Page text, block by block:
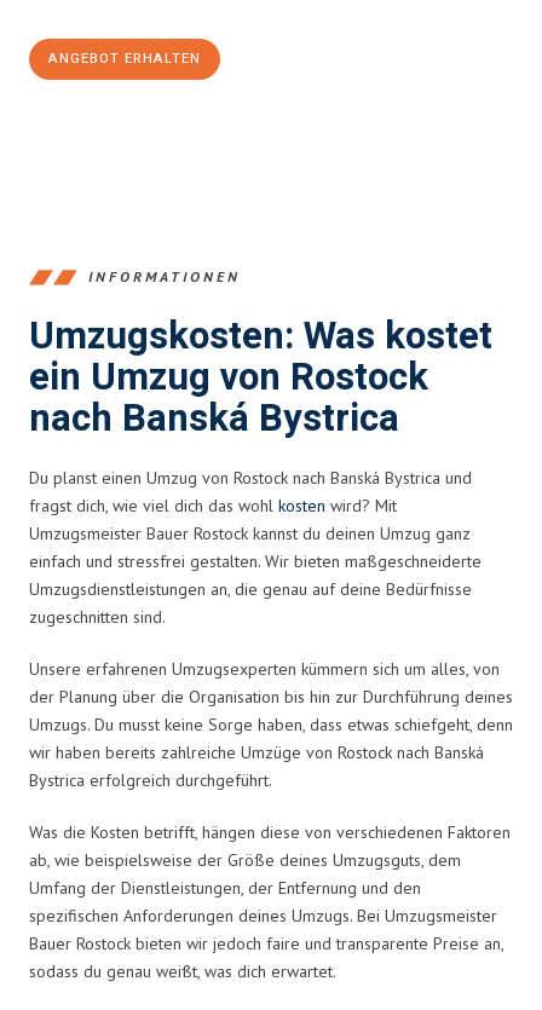
ANGEBOT ERHALTEN
INFORMATIONEN
Umzugskosten: Was kostet
ein Umzug von Rostock
nach Banská Bystrica
Du planst einen Umzug von Rostock nach Banská Bystrica und
fragst dich, wie viel dich das wohl kosten wird? Mit
Umzugsmeister Bauer Rostock kannst du deinen Umzug ganz
einfach und stressfrei gestalten. Wir bieten maßgeschneiderte
Umzugsdienstleistungen an, die genau auf deine Bedürfnisse
zugeschnitten sind.
Unsere erfahrenen Umzugsexperten kümmern sich um alles, von
der Planung über die Organisation bis hin zur Durchführung deines
Umzugs. Du musst keine Sorge haben, dass etwas schiefgeht, denn
wir haben bereits zahlreiche Umzüge von Rostock nach Banská
Bystrica erfolgreich durchgeführt.
Was die Kosten betrifft, hängen diese von verschiedenen Faktoren
ab, wie beispielsweise der Größe deines Umzugsguts, dem
Umfang der Dienstleistungen, der Entfernung und den
spezifischen Anforderungen deines Umzugs. Bei Umzugsmeister
Bauer Rostock bieten wir jedoch faire und transparente Preise an,
sodass du genau weißt, was dich erwartet.